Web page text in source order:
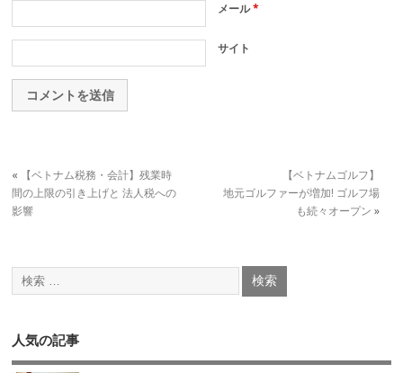
メール*
サイト
«
【ベトナム税務・会計】残業時
間の上限の引き上げと 法人税への
影響
【ベトナムゴルフ】
地元ゴルファーが増加! ゴルフ場
も続々オープン »
人気の記事